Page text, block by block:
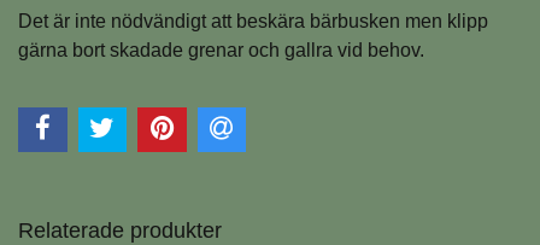
Det är inte nödvändigt att beskära bärbusken men klipp
gärna bort skadade grenar och gallra vid behov.
Relaterade produkter